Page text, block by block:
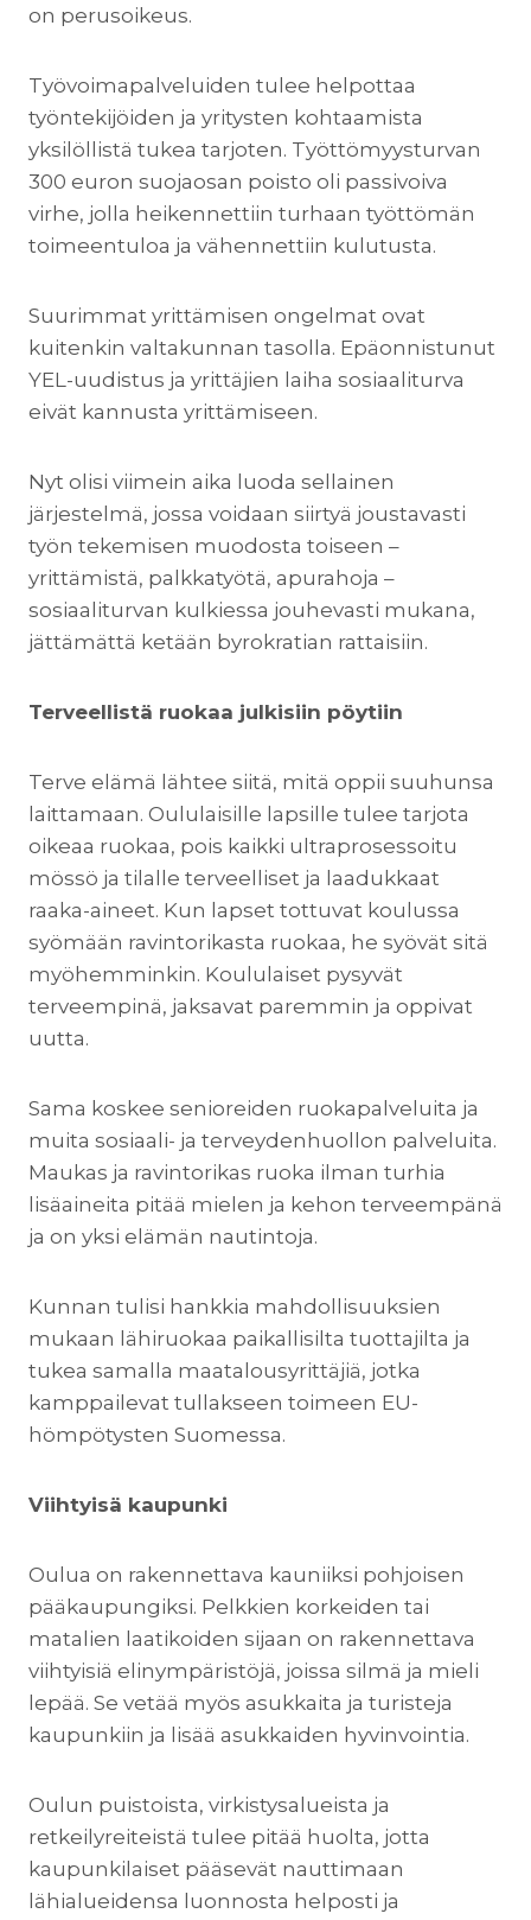
on perusoikeus.
Työvoimapalveluiden tulee helpottaa
työntekijöiden ja yritysten kohtaamista
yksilöllistä tukea tarjoten. Työttömyysturvan
300 euron suojaosan poisto oli passivoiva
virhe, jolla heikennettiin turhaan työttömän
toimeentuloa ja vähennettiin kulutusta.
Suurimmat yrittämisen ongelmat ovat
kuitenkin valtakunnan tasolla. Epäonnistunut
YEL-uudistus ja yrittäjien laiha sosiaaliturva
eivät kannusta yrittämiseen.
Nyt olisi viimein aika luoda sellainen
järjestelmä, jossa voidaan siirtyä joustavasti
työn tekemisen muodosta toiseen –
yrittämistä, palkkatyötä, apurahoja –
sosiaaliturvan kulkiessa jouhevasti mukana,
jättämättä ketään byrokratian rattaisiin.
Terveellistä ruokaa julkisiin pöytiin
Terve elämä lähtee siitä, mitä oppii suuhunsa
laittamaan. Oululaisille lapsille tulee tarjota
oikeaa ruokaa, pois kaikki ultraprosessoitu
mössö ja tilalle terveelliset ja laadukkaat
raaka-aineet. Kun lapset tottuvat koulussa
syömään ravintorikasta ruokaa, he syövät sitä
myöhemminkin. Koululaiset pysyvät
terveempinä, jaksavat paremmin ja oppivat
uutta.
Sama koskee senioreiden ruokapalveluita ja
muita sosiaali- ja terveydenhuollon palveluita.
Maukas ja ravintorikas ruoka ilman turhia
lisäaineita pitää mielen ja kehon terveempänä
ja on yksi elämän nautintoja.
Kunnan tulisi hankkia mahdollisuuksien
mukaan lähiruokaa paikallisilta tuottajilta ja
tukea samalla maatalousyrittäjiä, jotka
kamppailevat tullakseen toimeen EU-
hömpötysten Suomessa.
Viihtyisä kaupunki
Oulua on rakennettava kauniiksi pohjoisen
pääkaupungiksi. Pelkkien korkeiden tai
matalien laatikoiden sijaan on rakennettava
viihtyisiä elinympäristöjä, joissa silmä ja mieli
lepää. Se vetää myös asukkaita ja turisteja
kaupunkiin ja lisää asukkaiden hyvinvointia.
Oulun puistoista, virkistysalueista ja
retkeilyreiteistä tulee pitää huolta, jotta
kaupunkilaiset pääsevät nauttimaan
lähialueidensa luonnosta helposti ja